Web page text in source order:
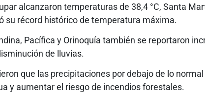
alcanzaron temperaturas de 38,4 °C, Santa
su récord histórico de temperatura máxima.
Pacífica y Orinoquía también se reportaron
de lluvias.
que las precipitaciones por debajo de lo
y aumentar el riesgo de incendios forestales.